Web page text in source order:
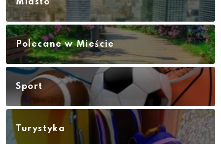
Polecane w Mieście
Sport
Turystyka